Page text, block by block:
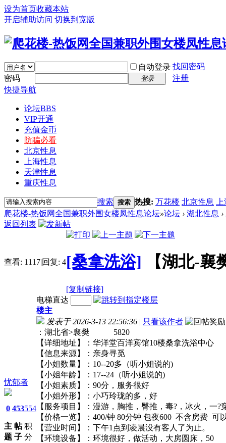
设为首页收藏本站
开启辅助访问 切换到宽版
自动登录 找回密码
密码
登录
注册
快捷导航
论坛BBS
VIP开通
充值金币
防骗必看
北京性息
上海性息
天津性息
重庆性息
搜索 搜索 热搜: 万花楼 北京性息
爬花楼-热饭网全国兼职外围女楼凤性息论坛»论坛 › 湖北性息 ›
返回列表
查看: 1117|回复: 4[桑拿洗浴] 【湖北-
[复制链接]
忧郁者
0
主
题
453
帖
子
554
积
分
电梯直达
楼主
发表于 2026-3-13 22:56:36 | 只看该作者
：湖北省>襄樊 5820
【详细地址】：华洋堂百洋宾馆10楼桑拿洗浴
【信息来源】：亲身寻觅
【小姐数量】：10--20多（听小姐说的)
【小姐年龄】：17--24（听小姐说的)
【小姐素质】：90分，服务很好
【小姐外形】：小巧玲珑的多，好
【服务项目】：漫游，胸推，臀推，毒?，冰火
【价格一览】：400/钟 80分钟 包夜600 不含房
【营业时间】：下午1点到凌晨没有客人了为
【环境设备】：环境很好，做活动，大房圆床